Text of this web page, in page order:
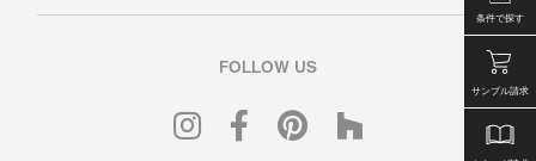
条件で探す
サンプル請求
FOLLOW US